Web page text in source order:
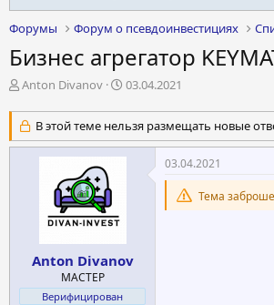
Форумы Форум о псевдоинвестициях
Бизнес агрегатор
А
т
о
р
Anton Divanov
Д
т
а
н
03.04.2021
В этой теме нельзя размещать новые
Anton Divanov
МАСТЕР
Верифицирован
03.04.2021
Тема